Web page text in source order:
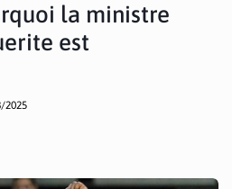
la ministre
est
2025